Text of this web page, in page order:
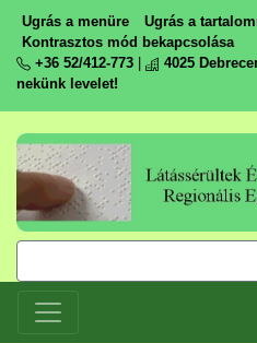
Ugrás a menüre Ugrás a
Kontrasztos mód bekapcsolása
+36 52/412-773
4025
nekünk levelet!